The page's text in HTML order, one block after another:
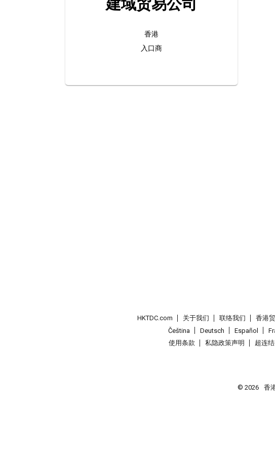
建域贸易公司
香港
入口商
HKTDC.com 关于我们 联络我们 香港
Čeština
Deutsch Español
使用条款
私隐政策声明 超连
© 2026 香